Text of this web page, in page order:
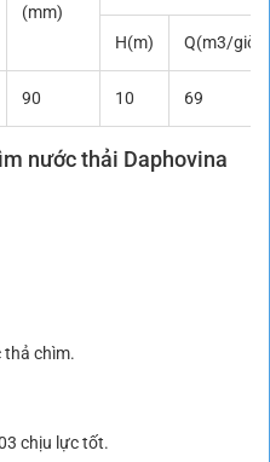
(mm)
H(m) Q(m3/giờ)
90 10 69
nước thải Daphovina
thả chìm.
chịu lực tốt.